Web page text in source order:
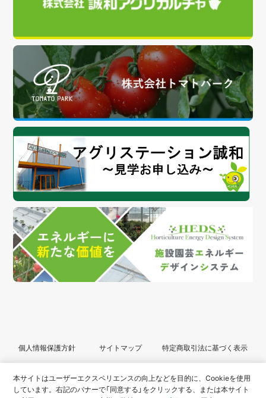
本サイトはユーザーエクスペリエンスの向上などを目的に、Cookieを使用
しています。右記のバナーで「同意する」をクリックする、または本サイト
個人情報保護方針 サイトマップ 特定商取引法に基づく表示
© 2022 SEIWA All Rights Reserved.